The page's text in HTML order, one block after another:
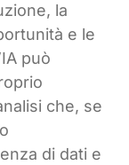
la
e le
può
che, se
di dati e